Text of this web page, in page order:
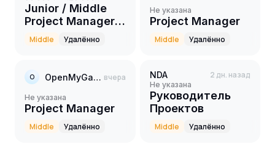
Junior / Middle
Project Manager
(PR-
направление)
Middle Удалённо
Не указана
Project Manager
Middle Удалённо
O OpenMyGame вчера
Не указана
Project Manager
Middle Удалённо
NDA 2 дн. назад
Не указана
Руководитель
Проектов
Middle Удалённо